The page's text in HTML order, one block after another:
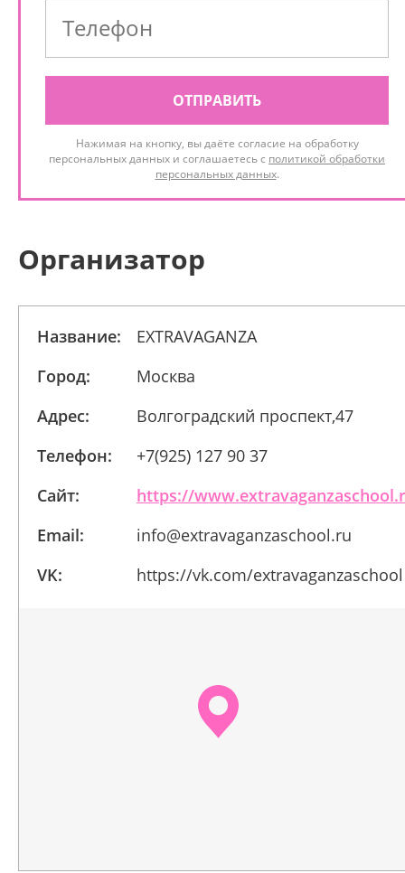
ОТПРАВИТЬ
Нажимая на кнопку, вы даёте согласие на обработку
персональных данных и соглашаетесь с политикой обработки
персональных данных.
Организатор
Название:
EXTRAVAGANZA
Город:
Москва
Адрес:
Волгоградский проспект,47
Телефон:
+7(925) 127 90 37
Сайт:
https://
Email:
info@extravaganzaschool.ru
VK:
https://vk.com/extravaganzaschool